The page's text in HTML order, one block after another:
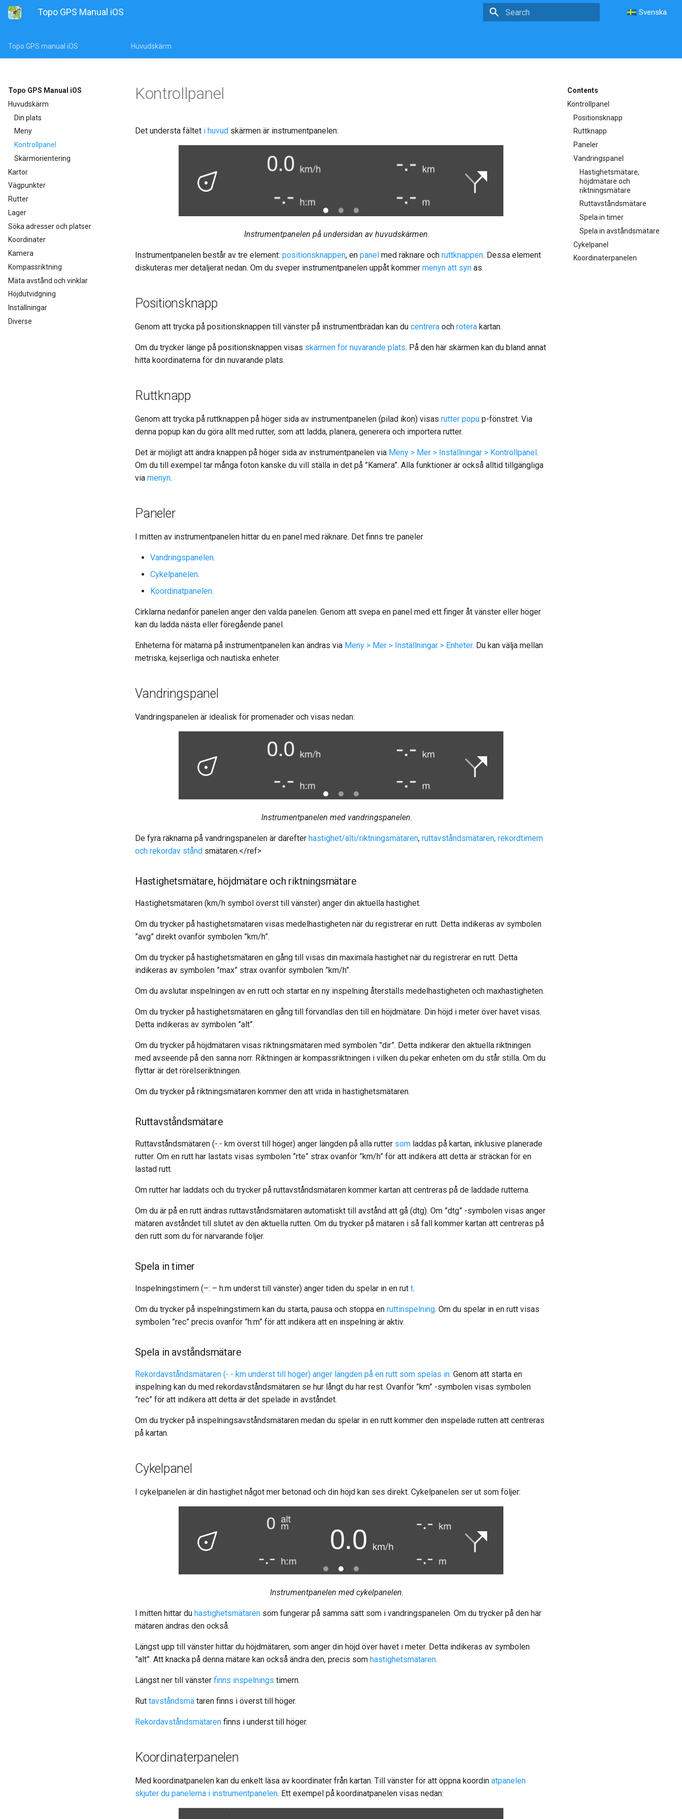
Topo GPS Manual iOS Svenska
Topo GPS manual iOS Huvudskärm
Topo GPS Manual iOS
Huvudskärm
Din plats
Meny
Kontrollpanel
Skärmorientering
Kartor
Vägpunkter
Rutter
Lager
Söka adresser och platser
Koordinater
Kamera
Kompassriktning
Mäta avstånd och vinklar
Höjdutvidgning
Inställningar
Diverse
Contents
Kontrollpanel
Positionsknapp
Ruttknapp
Paneler
Vandringspanel
Hastighetsmätare,
höjdmätare och
riktningsmätare
Ruttavståndsmätare
Spela in timer
Spela in avståndsmätare
Cykelpanel
Koordinaterpanelen
Kontrollpanel
Det understa fältet i huvud skärmen är instrumentpanelen:
Instrumentpanelen på undersidan av huvudskärmen.
Instrumentpanelen består av tre element: positionsknappen, en panel med räknare och ruttknappen. Dessa element
diskuteras mer detaljerat nedan. Om du sveper instrumentpanelen uppåt kommer menyn att syn as.
Positionsknapp
Genom att trycka på positionsknappen till vänster på instrumentbrädan kan du centrera och rotera kartan.
Om du trycker länge på positionsknappen visas skärmen för nuvarande plats. På den här skärmen kan du bland annat
hitta koordinaterna för din nuvarande plats.
Ruttknapp
Genom att trycka på ruttknappen på höger sida av instrumentpanelen (pilad ikon) visas rutter popu p-fönstret. Via
denna popup kan du göra allt med rutter, som att ladda, planera, generera och importera rutter.
Det är möjligt att ändra knappen på höger sida av instrumentpanelen via Meny > Mer > Inställningar > Kontrollpanel.
Om du till exempel tar många foton kanske du vill ställa in det på ”Kamera”. Alla funktioner är också alltid tillgängliga
via menyn.
Paneler
I mitten av instrumentpanelen hittar du en panel med räknare. Det finns tre paneler
Vandringspanelen.
Cykelpanelen.
Koordinatpanelen.
Cirklarna nedanför panelen anger den valda panelen. Genom att svepa en panel med ett finger åt vänster eller höger
kan du ladda nästa eller föregående panel.
Enheterna för mätarna på instrumentpanelen kan ändras via Meny > Mer > Inställningar > Enheter. Du kan välja mellan
metriska, kejserliga och nautiska enheter.
Vandringspanel
Vandringspanelen är idealisk för promenader och visas nedan:
Instrumentpanelen med vandringspanelen.
De fyra räknarna på vandringspanelen är därefter hastighet/alti/riktningsmätaren, ruttavståndsmätaren, rekordtimern
och rekordav stånd smätaren.</ref>
Hastighetsmätare, höjdmätare och riktningsmätare
Hastighetsmätaren (km/h symbol överst till vänster) anger din aktuella hastighet.
Om du trycker på hastighetsmätaren visas medelhastigheten när du registrerar en rutt. Detta indikeras av symbolen
”avg” direkt ovanför symbolen ”km/h”.
Om du trycker på hastighetsmätaren en gång till visas din maximala hastighet när du registrerar en rutt. Detta
indikeras av symbolen ”max” strax ovanför symbolen ”km/h”.
Om du avslutar inspelningen av en rutt och startar en ny inspelning återställs medelhastigheten och maxhastigheten.
Om du trycker på hastighetsmätaren en gång till förvandlas den till en höjdmätare. Din höjd i meter över havet visas.
Detta indikeras av symbolen ”alt”.
Om du trycker på höjdmätaren visas riktningsmätaren med symbolen ”dir”. Detta indikerar den aktuella riktningen
med avseende på den sanna norr. Riktningen är kompassriktningen i vilken du pekar enheten om du står stilla. Om du
flyttar är det rörelseriktningen.
Om du trycker på riktningsmätaren kommer den att vrida in hastighetsmätaren.
Ruttavståndsmätare
Ruttavståndsmätaren (-.- km överst till höger) anger längden på alla rutter som laddas på kartan, inklusive planerade
rutter. Om en rutt har lastats visas symbolen ”rte” strax ovanför ”km/h” för att indikera att detta är sträckan för en
lastad rutt.
Om rutter har laddats och du trycker på ruttavståndsmätaren kommer kartan att centreras på de laddade rutterna.
Om du är på en rutt ändras ruttavståndsmätaren automatiskt till avstånd att gå (dtg). Om ”dtg” -symbolen visas anger
mätaren avståndet till slutet av den aktuella rutten. Om du trycker på mätaren i så fall kommer kartan att centreras på
den rutt som du för närvarande följer.
Spela in timer
Inspelningstimern (–: – h:m underst till vänster) anger tiden du spelar in en rut t.
Om du trycker på inspelningstimern kan du starta, pausa och stoppa en ruttinspelning. Om du spelar in en rutt visas
symbolen ”rec” precis ovanför ”h:m” för att indikera att en inspelning är aktiv.
Spela in avståndsmätare
Rekordavståndsmätaren (-.- km underst till höger) anger längden på en rutt som spelas in. Genom att starta en
inspelning kan du med rekordavståndsmätaren se hur långt du har rest. Ovanför ”km” -symbolen visas symbolen
”rec” för att indikera att detta är det spelade in avståndet.
Om du trycker på inspelningsavståndsmätaren medan du spelar in en rutt kommer den inspelade rutten att centreras
på kartan.
Cykelpanel
I cykelpanelen är din hastighet något mer betonad och din höjd kan ses direkt. Cykelpanelen ser ut som följer:
Instrumentpanelen med cykelpanelen.
I mitten hittar du hastighetsmätaren som fungerar på samma sätt som i vandringspanelen. Om du trycker på den här
mätaren ändras den också.
Längst upp till vänster hittar du höjdmätaren, som anger din höjd över havet i meter. Detta indikeras av symbolen
”alt”. Att knacka på denna mätare kan också ändra den, precis som hastighetsmätaren.
Längst ner till vänster finns inspelnings timern.
Rut tavståndsmä taren finns i överst till höger.
Rekordavståndsmätaren finns i underst till höger.
Koordinaterpanelen
Med koordinatpanelen kan du enkelt läsa av koordinater från kartan. Till vänster för att öppna koordin atpanelen
skjuter du panelerna i instrumentpanelen. Ett exempel på koordinatpanelen visas nedan: